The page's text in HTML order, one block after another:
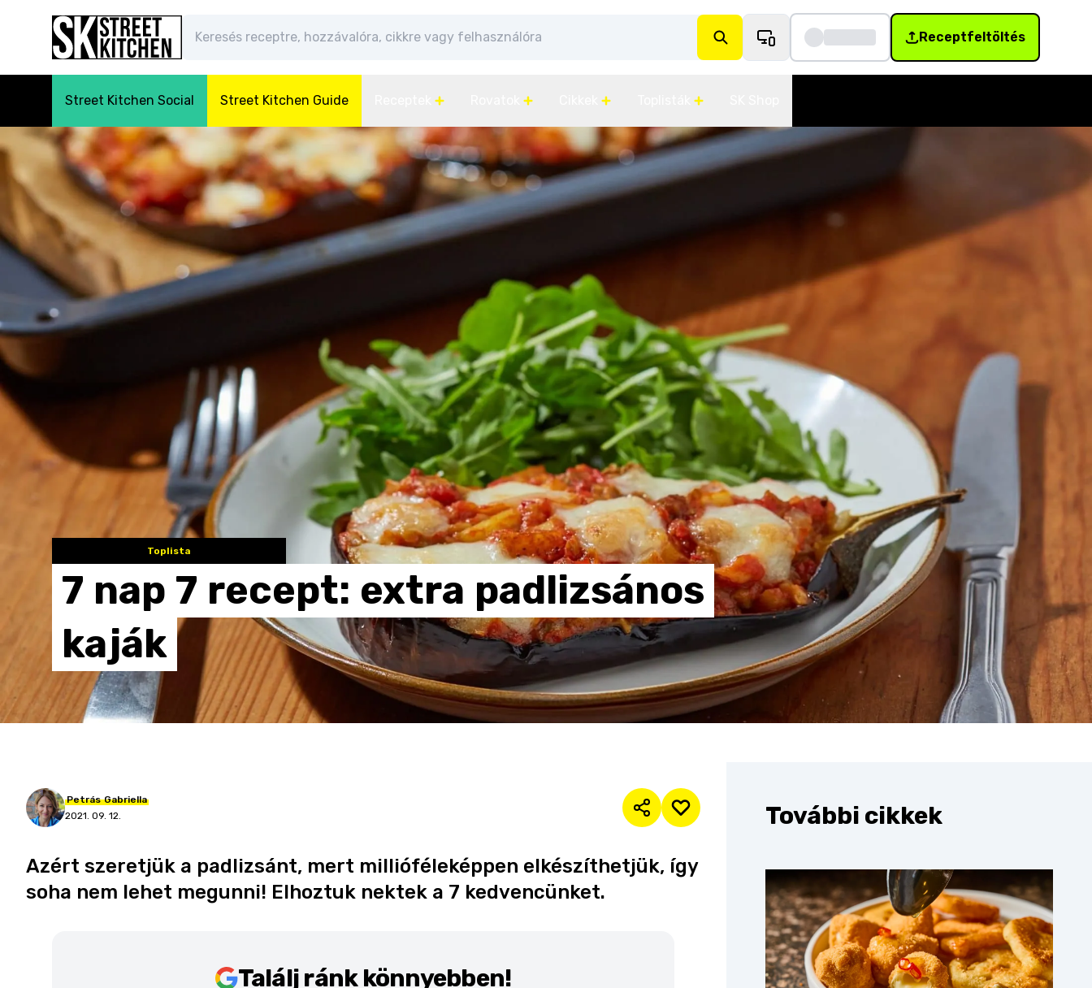
Receptfeltöltés
Street Kitchen Social Street Kitchen Guide
Toplista
7 nap 7 recept: extra padlizsános
kaják
Petrás Gabriella
2021. 09. 12.
Azért szeretjük a padlizsánt, mert millióféleképpen elkészíthetjük, így
soha nem lehet megunni! Elhoztuk nektek a 7 kedvencünket.
Találj ránk könnyebben!
További cikkek